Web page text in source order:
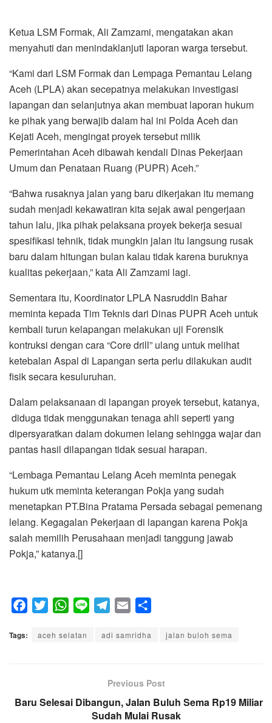
Ketua LSM Formak, Ali Zamzami, mengatakan akan
menyahuti dan menindaklanjuti laporan warga tersebut.
“Kami dari LSM Formak dan Lempaga Pemantau Lelang
Aceh (LPLA) akan secepatnya melakukan investigasi
lapangan dan selanjutnya akan membuat laporan hukum
ke pihak yang berwajib dalam hal ini Polda Aceh dan
Kejati Aceh, mengingat proyek tersebut milik
Pemerintahan Aceh dibawah kendali Dinas Pekerjaan
Umum dan Penataan Ruang (PUPR) Aceh.”
“Bahwa rusaknya jalan yang baru dikerjakan itu memang
sudah menjadi kekawatiran kita sejak awal pengerjaan
tahun lalu, jika pihak pelaksana proyek bekerja sesuai
spesifikasi tehnik, tidak mungkin jalan itu langsung rusak
baru dalam hitungan bulan kalau tidak karena buruknya
kualitas pekerjaan,” kata Ali Zamzami lagi.
Sementara itu, Koordinator LPLA Nasruddin Bahar
meminta kepada Tim Teknis dari Dinas PUPR Aceh untuk
kembali turun kelapangan melakukan uji Forensik
kontruksi dengan cara “Core drill” ulang untuk melihat
ketebalan Aspal di Lapangan serta perlu dilakukan audit
fisik secara kesuluruhan.
Dalam pelaksanaan di lapangan proyek tersebut, katanya,
diduga tidak menggunakan tenaga ahli seperti yang
dipersyaratkan dalam dokumen lelang sehingga wajar dan
pantas hasil dilapangan tidak sesuai harapan.
“Lembaga Pemantau Lelang Aceh meminta penegak
hukum utk meminta keterangan Pokja yang sudah
menetapkan PT.Bina Pratama Persada sebagai pemenang
lelang. Kegagalan Pekerjaan di lapangan karena Pokja
salah memilih Perusahaan menjadi tanggung jawab
Pokja,” katanya.[]
o
i
r
W
a
p
l
r
a
m
a
Tags: aceh selatan adi samridha jalan buloh sema
Previous Post
Baru Selesai Dibangun, Jalan Buluh Sema Rp19 Miliar
Sudah Mulai Rusak